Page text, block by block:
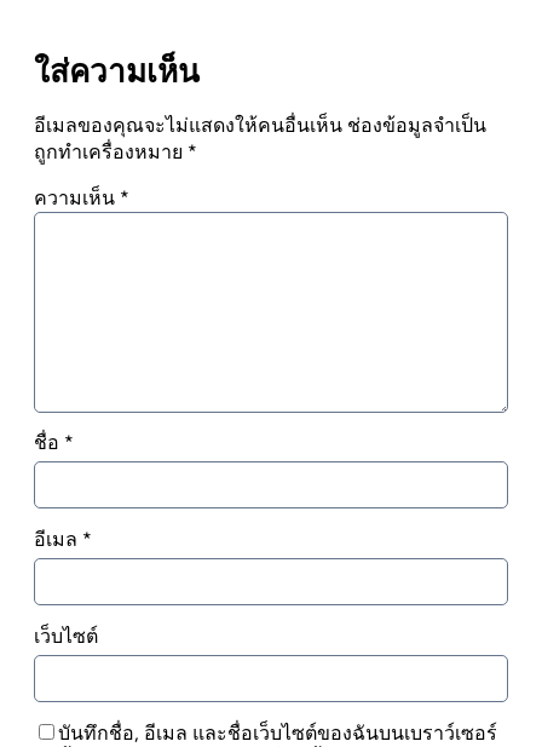
ใส่ความเห็น
อีเมลของคุณจะไม่แสดงให้คนอื่นเห็น ช่องข้อมูลจำเป็น
ถูกทำเครื่องหมาย *
ความเห็น *
ชื่อ *
อีเมล *
เว็บไซต์
บันทึกชื่อ, อีเมล และชื่อเว็บไซต์ของฉันบนเบราว์เซอร์